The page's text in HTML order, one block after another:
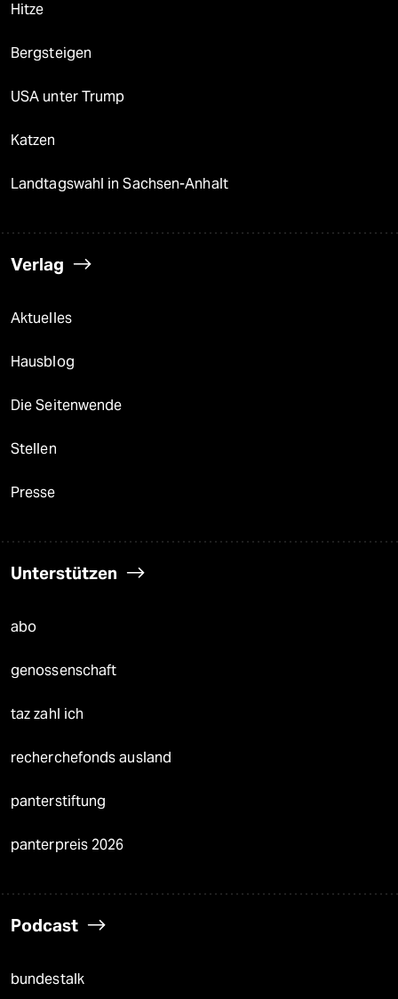
Hitze
Bergsteigen
USA unter Trump
Katzen
Landtagswahl in Sachsen-Anhalt
Verlag
Aktuelles
Hausblog
Die Seitenwende
Stellen
Presse
Unterstützen
abo
genossenschaft
taz zahl ich
recherchefonds ausland
panterstiftung
panterpreis 2026
Podcast
bundestalk